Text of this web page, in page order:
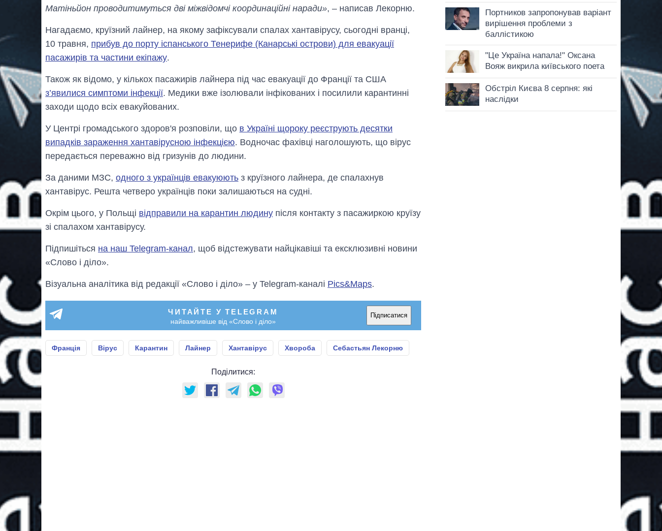
Матіньйон проводитимуться дві міжвідомчі координаційні наради», – написав Лекорню.
Нагадаємо, круїзний лайнер, на якому зафіксували спалах хантавірусу, сьогодні вранці,
10 травня, прибув до порту іспанського Тенерифе (Канарські острови) для евакуації
пасажирів та частини екіпажу.
Також як відомо, у кількох пасажирів лайнера під час евакуації до Франції та США
з’явилися симптоми інфекції. Медики вже ізолювали інфікованих і посилили карантинні
заходи щодо всіх евакуйованих.
У Центрі громадського здоров'я розповіли, що в Україні щороку реєструють десятки
випадків зараження хантавірусною інфекцією. Водночас фахівці наголошують, що вірус
передається переважно від гризунів до людини.
За даними МЗС, одного з українців евакуюють з круїзного лайнера, де спалахнув
хантавірус. Решта четверо українців поки залишаються на судні.
Окрім цього, у Польщі відправили на карантин людину після контакту з пасажиркою круїзу
зі спалахом хантавірусу.
Підпишіться на наш Telegram-канал, щоб відстежувати найцікавіші та ексклюзивні новини
«Слово і діло».
Візуальна аналітика від редакції «Слово і діло» – у Telegram-каналі Pics&Maps.
ЧИТАЙТЕ У TELEGRAM
найважливіше від «Слово і діло»
Підписатися
Франція Вірус Карантин Лайнер Хантавірус Хвороба Себастьян Лекорню
Поділитися: